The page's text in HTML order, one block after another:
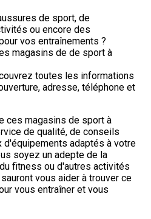
de sport, de
ou encore des
vos entraînements ?
magasins de de sport à
toutes les informations
adresse, téléphone et
ces magasins de sport à
de qualité, de conseils
d'équipements adaptés à votre
soyez un adepte de la
fitness ou d'autres activités
vous aider à trouver ce
vous entraîner et vous